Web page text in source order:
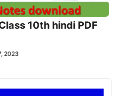
Class 10th hindi PDF
2023